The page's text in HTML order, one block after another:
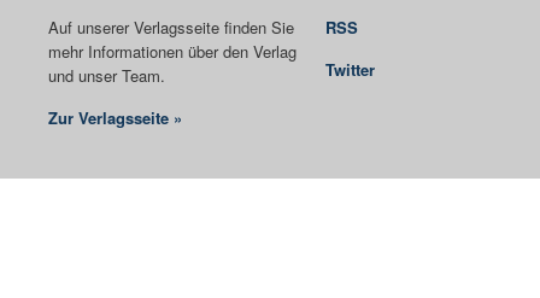
Auf unserer Verlagsseite finden Sie
mehr Informationen über den Verlag
und unser Team.
Zur Verlagsseite »
RSS
Twitter